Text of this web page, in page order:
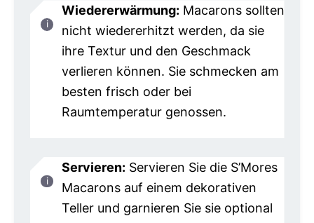
Wiedererwärmung: Macarons sollten
nicht wiedererhitzt werden, da sie
ihre Textur und den Geschmack
verlieren können. Sie schmecken am
besten frisch oder bei
Raumtemperatur genossen.
Servieren: Servieren Sie die S’Mores
Macarons auf einem dekorativen
Teller und garnieren Sie sie optional